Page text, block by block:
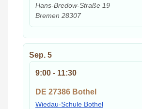
Hans-Bredow-Straße 19
Bremen 28307
Sep. 5
9:00 - 11:30
DE 27386 Bothel
Wiedau-Schule Bothel